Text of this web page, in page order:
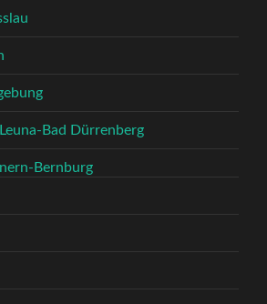
Bad Dürrenberg
Bernburg